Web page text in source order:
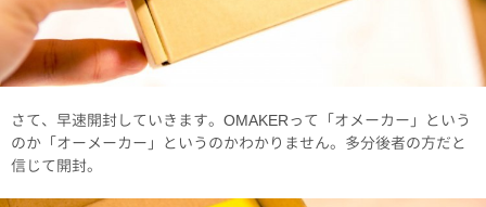
さて、早速開封していきます。OMAKERって「オメーカー」という
のか「オーメーカー」というのかわかりません。多分後者の方だと
信じて開封。